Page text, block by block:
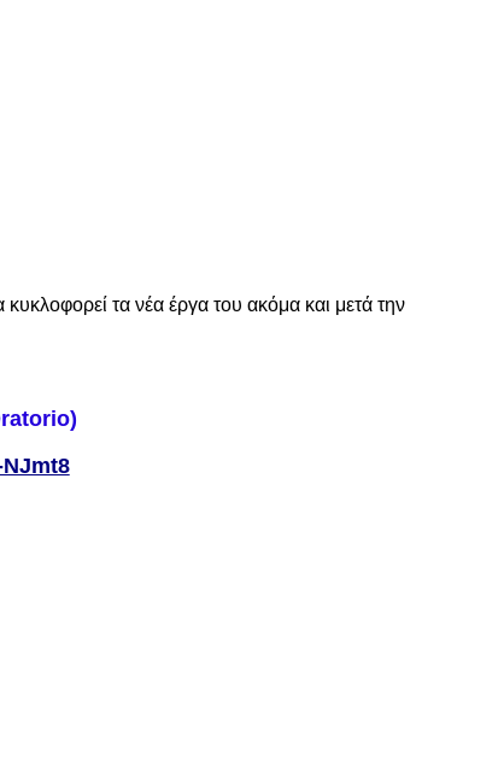
τα νέα έργα του ακόμα και μετά την